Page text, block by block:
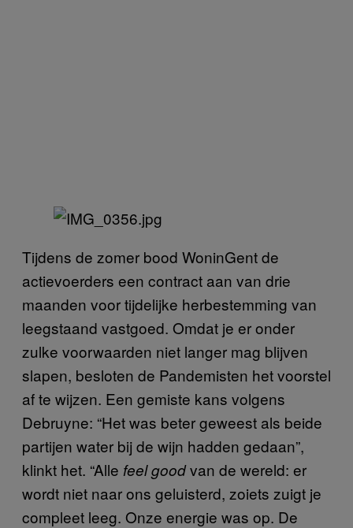
Tijdens de zomer bood WoninGent de
actievoerders een contract aan van drie
maanden voor tijdelijke herbestemming van
leegstaand vastgoed. Omdat je er onder
zulke voorwaarden niet langer mag blijven
slapen, besloten de Pandemisten het voorstel
af te wijzen. Een gemiste kans volgens
Debruyne: “Het was beter geweest als beide
partijen water bij de wijn hadden gedaan”,
klinkt het. “Alle feel goodvan de wereld: er
wordt niet naar ons geluisterd, zoiets zuigt je
compleet leeg. Onze energie was op. De